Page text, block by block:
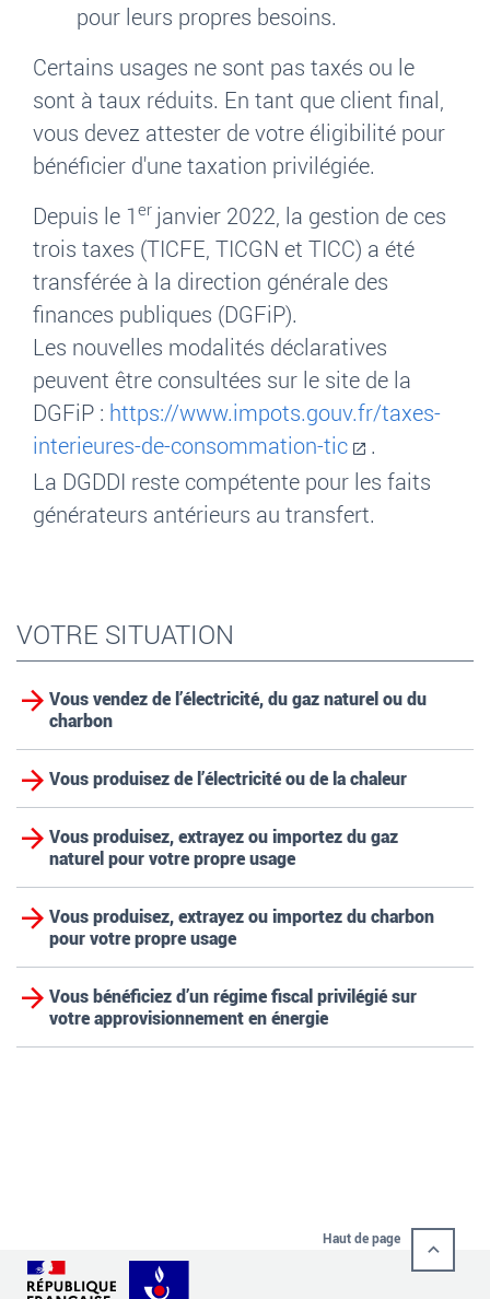
pour leurs propres besoins.
Certains usages ne sont pas taxés ou le
sont à taux réduits. En tant que client final,
vous devez attester de votre éligibilité pour
bénéficier d'une taxation privilégiée.
Depuis le 1 er janvier 2022, la gestion de ces
trois taxes (TICFE, TICGN et TICC) a été
transférée à la direction générale des
finances publiques (DGFiP).
Les nouvelles modalités déclaratives
peuvent être consultées sur le site de la
DGFiP : https://www.impots.gouv.fr/taxes-
interieures-de-consommation-tic
.
La DGDDI reste compétente pour les faits
générateurs antérieurs au transfert.
VOTRE SITUATION
Vous vendez de l’électricité, du gaz naturel ou du
charbon
Vous produisez de l’électricité ou de la chaleur
Vous produisez, extrayez ou importez du gaz
naturel pour votre propre usage
Vous produisez, extrayez ou importez du charbon
pour votre propre usage
Vous bénéficiez d’un régime fiscal privilégié sur
votre approvisionnement en énergie
Haut de page